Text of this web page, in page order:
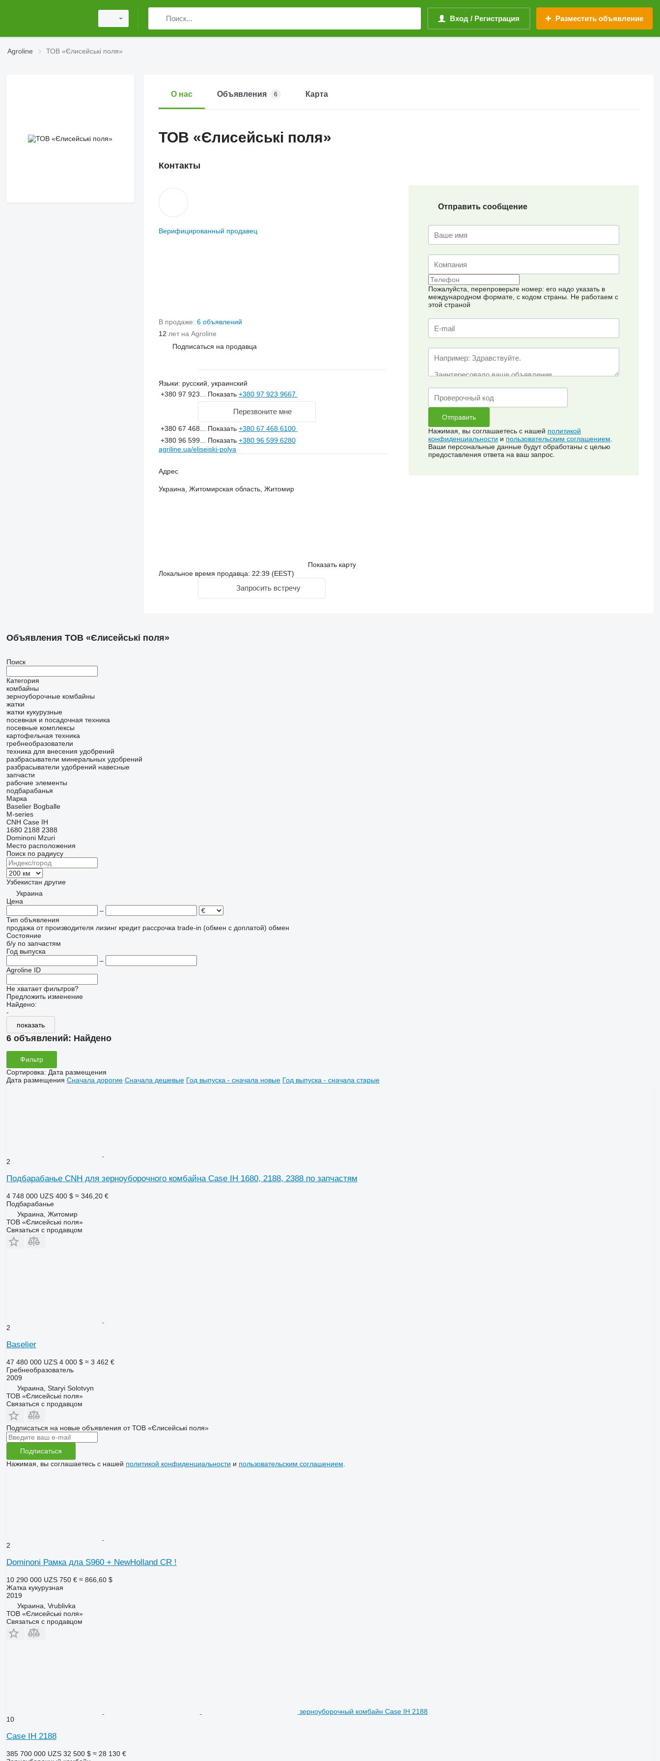
Вход / Регистрация Разместить объявление
Agroline ТОВ «Єлисейські поля»
О нас Объявления 6 Карта
ТОВ «Єлисейські поля»
Контакты
Верифицированный продавец
В продаже: 6 объявлений
12 лет на Agroline
Подписаться на продавца
Языки: русский, украинский
+380 97 923... Показать +380 97 923 9667
Перезвоните мне
+380 67 468... Показать +380 67 468 6100
+380 96 599... Показать +380 96 599 6280
agriline.ua/eliseiski-polya
Адрес
Украина, Житомирская область, Житомир
Показать карту
Локальное время продавца: 22:39 (EEST)
Запросить встречу
Отправить сообщение
Пожалуйста, перепроверьте номер: его надо указать в
международном формате, с кодом страны.
Не работаем с
этой страной
Нажимая, вы соглашаетесь с нашей политикой
конфиденциальности и пользовательским соглашением
Ваши персональные данные будут обработаны с целью
предоставления ответа на ваш запрос.
Объявления ТОВ «Єлисейські поля»
Поиск
Категория
комбайны
зерноуборочные комбайны
жатки
жатки кукурузные
посевная и посадочная техника
посевные комплексы
картофельная техника
гребнеобразователи
техника для внесения удобрений
разбрасыватели минеральных удобрений
разбрасыватели удобрений навесные
запчасти
рабочие элементы
подбарабанья
Марка
Baselier Bogballe
M-series
CNH Case IH
1680 2188 2388
Dominoni Mzuri
Место расположения
Поиск по радиусу
Узбекистан другие
Украина
Цена
–
Тип объявления
продажа от производителя лизинг кредит рассрочка trade-in (обмен с доплатой) обмен
Состояние
б/у по запчастям
Год выпуска
–
Agroline ID
Не хватает фильтров?
Предложить изменение
Найдено:
-
показать
6 объявлений: Найдено
Фильтр
Сортировка: Дата размещения
Дата размещения Сначала дорогие Сначала дешевые Год выпуска - сначала новые Год выпуска - сначала старые
2
Подбарабанье CNH для зерноуборочного комбайна Case IH 1680, 2188, 2388 по запчастям
4 748 000 UZS 400 $ ≈ 346,20 €
Подбарабанье
Украина, Житомир
ТОВ «Єлисейські поля»
Связаться с продавцом
2
Baselier
47 480 000 UZS 4 000 $ ≈ 3 462 €
Гребнеобразователь
2009
Украина, Staryi Solotvyn
ТОВ «Єлисейські поля»
Связаться с продавцом
Подписаться на новые объявления от ТОВ «Єлисейські поля»
Подписаться
Нажимая, вы соглашаетесь с нашей политикой конфиденциальности и пользовательским соглашением
2
Dominoni Рамка дла S960 + NewHolland CR !
10 290 000 UZS 750 € ≈ 866,60 $
Жатка кукурузная
2019
Украина, Vrublivka
ТОВ «Єлисейські поля»
Связаться с продавцом
зерноуборочный комбайн Case IH 2188
10
Case IH 2188
385 700 000 UZS 32 500 $ ≈ 28 130 €